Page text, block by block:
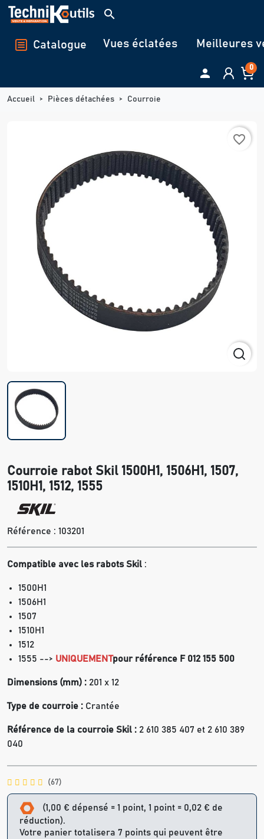
Panneau de gestion des cookies
search
Catalogue Vues éclatées Meilleures
 0
Accueil Pièces détachées Courroie
favorite_border
Courroie rabot Skil 1500H1, 1506H1, 1507,
1510H1, 1512, 1555
Référence : 103201
Compatible avec les rabotsSkil :
1500H1
1506H1
1507
1510H1
1512
1555 --> UNIQUEMENTpour référence F 012 155 500
Dimensions (mm) : 201 x 12
Type de courroie : Crantée
Référence de la courroie Skil : 2 610 385 407 et 2 610 389
040
(67)
(1,00 € dépensé = 1 point, 1 point = 0,02 € de
réduction).
Votre panier totalisera 7 points qui peuvent être